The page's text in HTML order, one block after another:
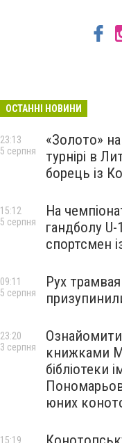
ОСТАННІ НОВИНИ
«Золото»
турнірі в
борець із
23:13
5 серпня
На
гандболу
спортсмен
15:12
5 серпня
Рух
09:11
5 серпня
книжками
бібліотеки
юних
23:20
3 серпня
15:19